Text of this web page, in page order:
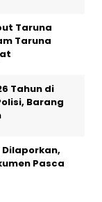
Taruna
Taruna
Tahun di
Barang
Pasca